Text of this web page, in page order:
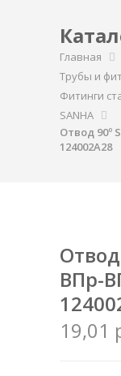
Главная
Трубы и
Фитинги
SANHA
Отвод 90º
124002A28
ВПр-
19,01